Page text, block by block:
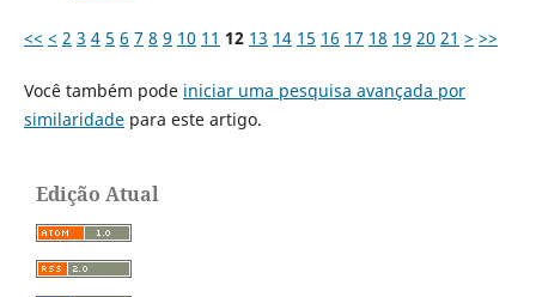
<< < 2 3 4 5 6 7 8 9 10 11 12 13 14 15 16 17 18 19 20 21 > >>
Você também pode iniciar uma pesquisa avançada por
similaridadepara este artigo.
Edição Atual